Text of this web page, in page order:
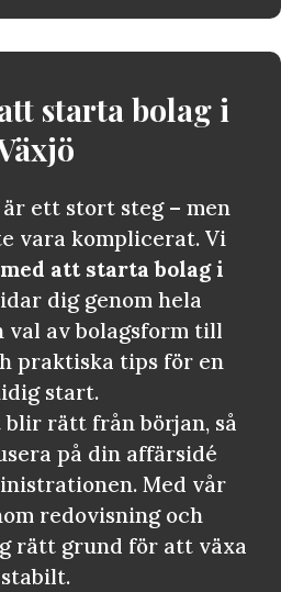
starta bolag i
ett stort steg – men
vara komplicerat. Vi
att starta bolag i
dig genom hela
val av bolagsform till
praktiska tips för en
start.
rätt från början, så
på din affärsidé
Med vår
redovisning och
rätt grund för att växa
stabilt.